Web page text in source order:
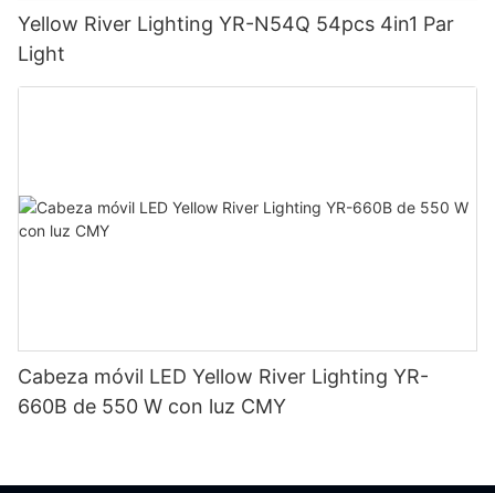
Yellow River Lighting YR-N54Q 54pcs 4in1 Par
Light
Cabeza móvil LED Yellow River Lighting YR-
660B de 550 W con luz CMY